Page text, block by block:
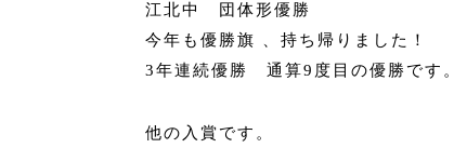
江北中 団体形優勝
今年も優勝旗 、持ち帰りました！
3年連続優勝 通算9度目の優勝です。
他の入賞です。